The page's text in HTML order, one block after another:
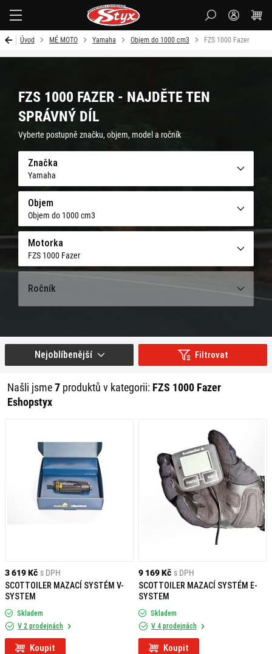
Úvod MÉ MOTO Yamaha Objem do 1000 cm3 FZS 1000 Fazer
FZS 1000 FAZER - NAJDĚTE TEN
SPRÁVNÝ DÍL
Vyberte postupně značku, objem, model a ročník
Značka
Yamaha
Objem
Objem do 1000 cm3
Motorka
FZS 1000 Fazer
Ročník
Filtrovat
Našli jsme7 produktů v kategorii: FZS 1000 Fazer
Eshopstyx
Nejoblíbenější
3 619 Kč s DPH
SCOTTOILER MAZACÍ SYSTÉM V-
SYSTEM
Skladem
V 2 prodejnách
Koupit
9 169 Kč s DPH
SCOTTOILER MAZACÍ SYSTÉM E-
SYSTEM
Skladem
V 4 prodejnách
Koupit